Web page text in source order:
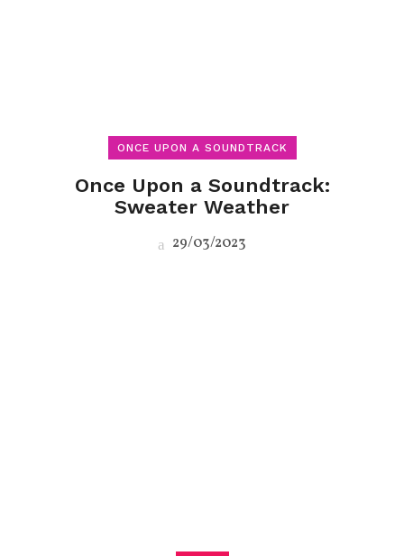
ONCE UPON A SOUNDTRACK
Once Upon a Soundtrack:
Sweater Weather
29/03/2023